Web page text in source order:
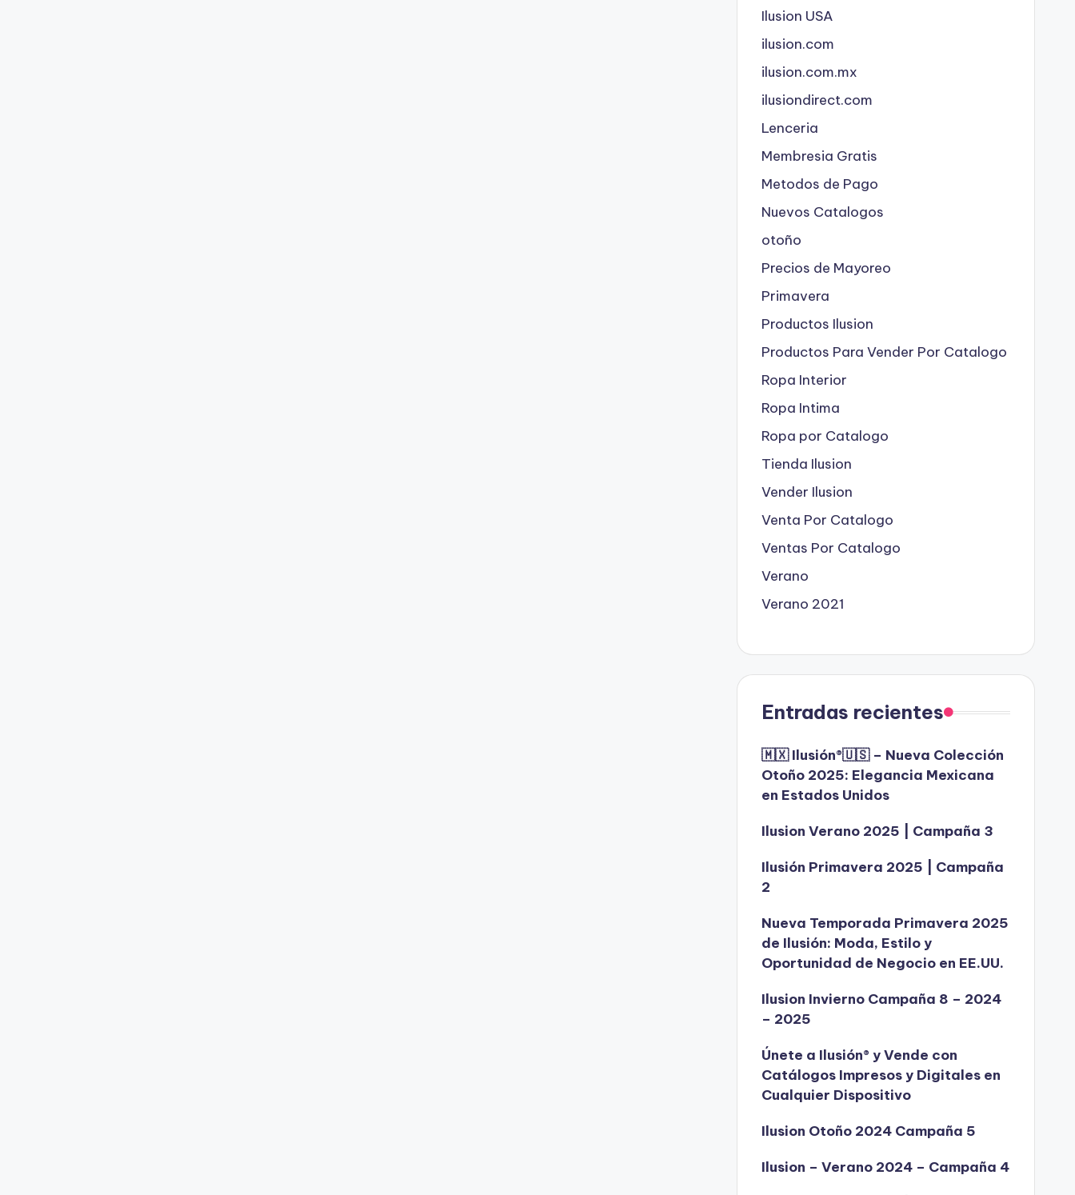
Ilusion USA
ilusion.com
ilusion.com.mx
ilusiondirect.com
Lenceria
Membresia Gratis
Metodos de Pago
Nuevos Catalogos
otoño
Precios de Mayoreo
Primavera
Productos Ilusion
Productos Para Vender Por Catalogo
Ropa Interior
Ropa Intima
Ropa por Catalogo
Tienda Ilusion
Vender Ilusion
Venta Por Catalogo
Ventas Por Catalogo
Verano
Verano 2021
Entradas recientes
🇲🇽 Ilusión®️🇺🇸 – Nueva Colección
Otoño 2025: Elegancia Mexicana
en Estados Unidos
Ilusion Verano 2025 | Campaña 3
Ilusión Primavera 2025 | Campaña
2
Nueva Temporada Primavera 2025
de Ilusión: Moda, Estilo y
Oportunidad de Negocio en EE.UU.
Ilusion Invierno Campaña 8 – 2024
– 2025
Únete a Ilusión® y Vende con
Catálogos Impresos y Digitales en
Cualquier Dispositivo
Ilusion Otoño 2024 Campaña 5
Ilusion – Verano 2024 – Campaña 4